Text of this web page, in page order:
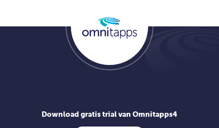
Download gratis trial van Omnitapps4